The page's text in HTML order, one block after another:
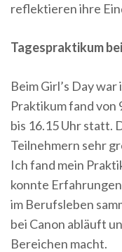
reflektieren ihre
Tagespraktikum
Beim Girl’s Day
Praktikum fand von
bis 16.15 Uhr statt.
Teilnehmern sehr
Ich fand mein
konnte Erfahrungen
im Berufsleben
bei Canon abläuft
Bereichen macht.